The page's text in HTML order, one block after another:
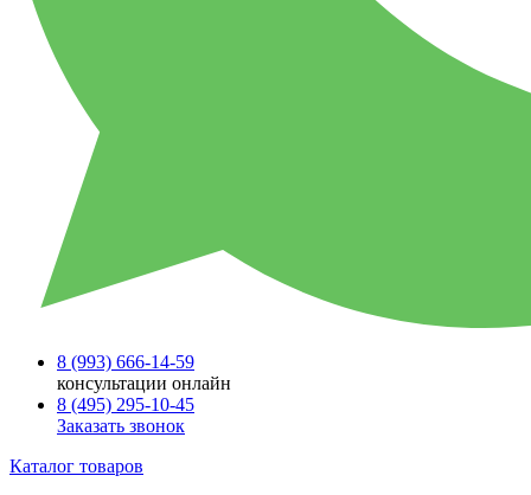
8 (993) 666-14-59
консультации онлайн
8 (495) 295-10-45
Заказать звонок
Каталог товаров